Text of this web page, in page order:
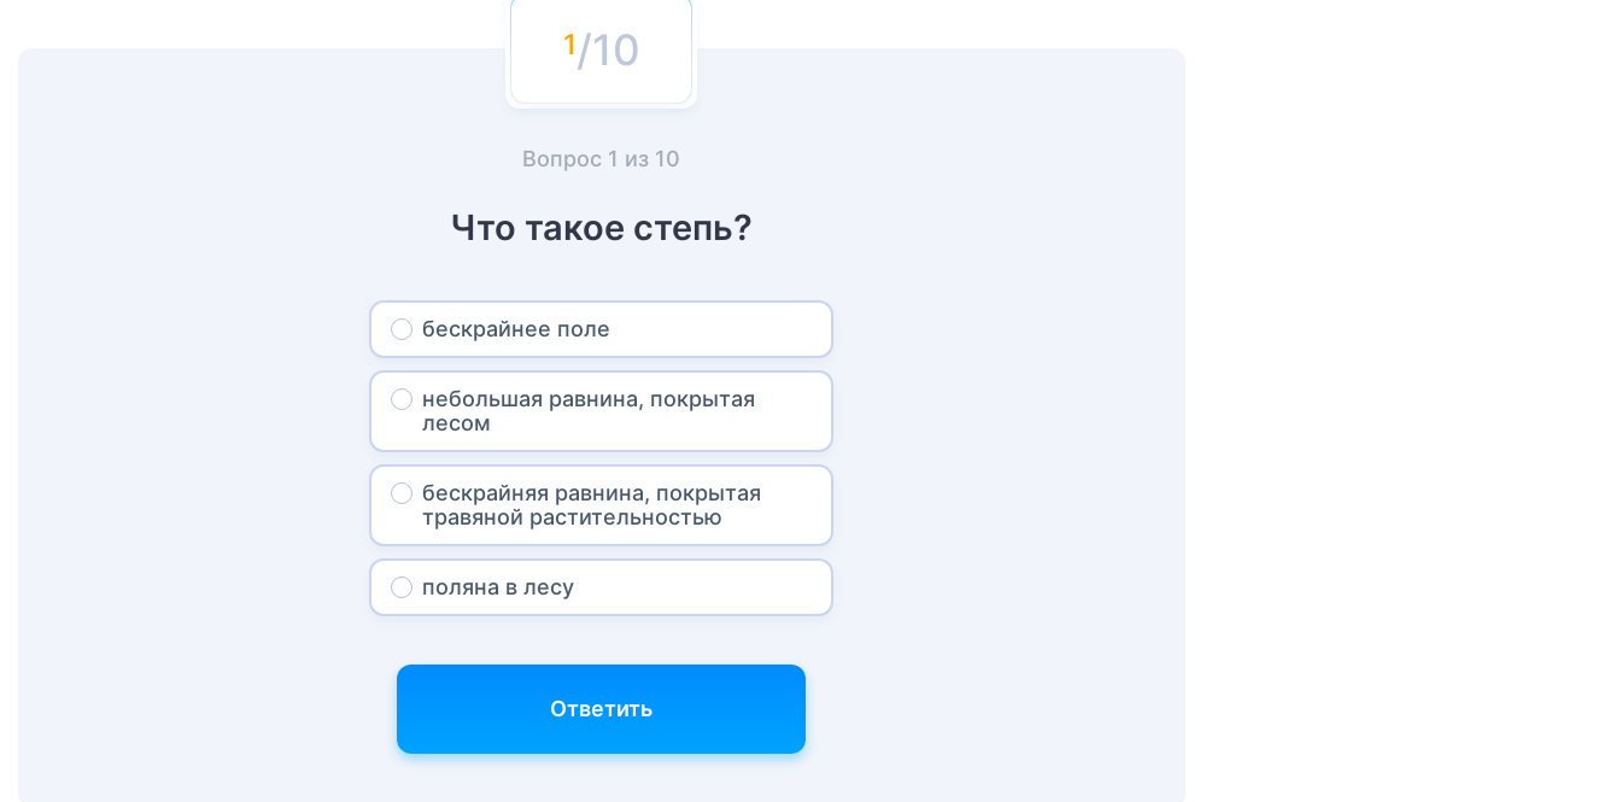
/10
Вопрос 1 из 10
Что такое степь?
бескрайнее поле
небольшая равнина, покрытая
лесом
бескрайняя равнина, покрытая
травяной растительностью
поляна в лесу
Ответить